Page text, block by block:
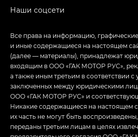
Джи Эс — GS, Джи Эль с
Все права на информацию,
и иные содержащиеся на настоящем
(далее — материалы), принадлежат
входящим в ООО «ГАК МОТОР РУС»,
а также иным третьим в соответствии с
заключенных между юридическими
ООО «ГАК МОТОР РУС» и
Никакие содержащиеся на настоящем
их часть не могут быть
переданы третьим лицам в целях